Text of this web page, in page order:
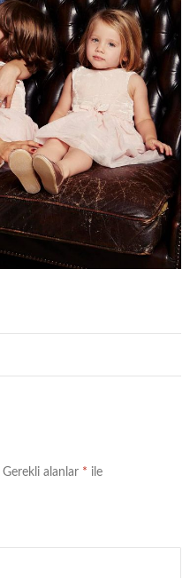
Gerekli alanlar * ile